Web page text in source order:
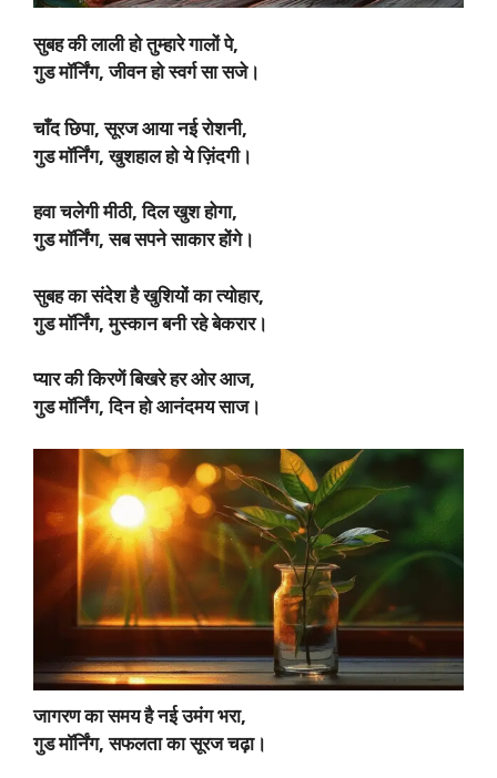
सुबह की लाली हो तुम्हारे गालों पे,
गुड मॉर्निंग, जीवन हो स्वर्ग सा सजे।
चाँद छिपा, सूरज आया नई रोशनी,
गुड मॉर्निंग, खुशहाल हो ये ज़िंदगी।
हवा चलेगी मीठी, दिल खुश होगा,
गुड मॉर्निंग, सब सपने साकार होंगे।
सुबह का संदेश है खुशियों का त्योहार,
गुड मॉर्निंग, मुस्कान बनी रहे बेकरार।
प्यार की किरणें बिखरे हर ओर आज,
गुड मॉर्निंग, दिन हो आनंदमय साज।
जागरण का समय है नई उमंग भरा,
गुड मॉर्निंग, सफलता का सूरज चढ़ा।